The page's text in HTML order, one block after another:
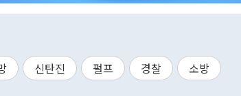
신탄진 펄프 경찰
소방